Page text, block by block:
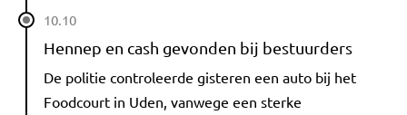
10.10
Hennep en cash gevonden bij bestuurders
De politie controleerde gisteren een auto bij het
Foodcourt in Uden, vanwege een sterke